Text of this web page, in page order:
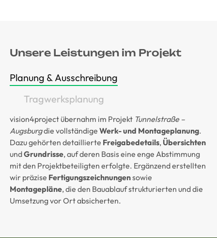
Unsere Leistungen im Projekt
Planung & Ausschreibung
Tragwerksplanung
vision4project übernahm im Projekt Tunnelstraße –
Augsburgdie vollständige Werk- und Montageplanung.
Dazu gehörten detaillierte Freigabedetails, Übersichten
undGrundrisse, auf deren Basis eine enge Abstimmung
mit den Projektbeteiligten erfolgte. Ergänzend erstellten
wir präzise Fertigungszeichnungensowie
Montagepläne, die den Bauablauf strukturierten und die
Umsetzung vor Ort absicherten.